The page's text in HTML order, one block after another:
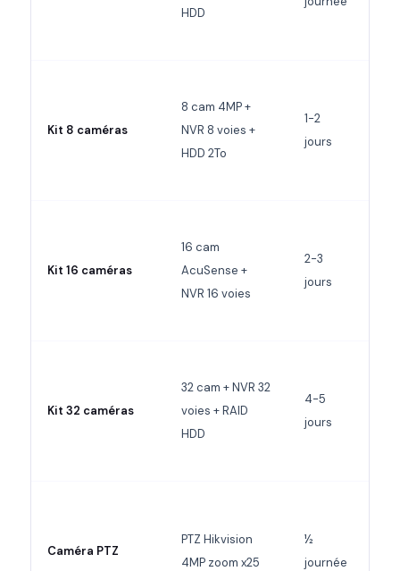
HDD
Kit 8 caméras
8 cam 4MP +
NVR 8 voies +
HDD 2To
1-2
jours
Kit 16 caméras
16 cam
AcuSense +
NVR 16 voies
2-3
jours
Kit 32 caméras
32 cam + NVR 32
voies + RAID
HDD
4-5
jours
Caméra PTZ
PTZ Hikvision
4MP zoom x25
½
journée